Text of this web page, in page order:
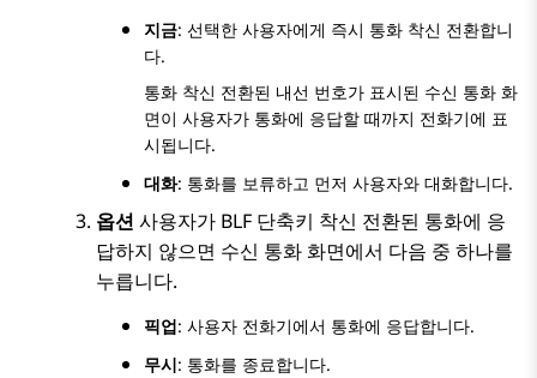
지금: 선택한 사용자에게 즉시 통화 착신 전환합니
다.
통화 착신 전환된 내선 번호가 표시된 수신 통화 화
면이 사용자가 통화에 응답할 때까지 전화기에 표
시됩니다.
대화: 통화를 보류하고 먼저 사용자와 대화합니다.
옵션 사용자가 BLF 단축키 착신 전환된 통화에 응
답하지 않으면 수신 통화 화면에서 다음 중 하나를
누릅니다.
픽업: 사용자 전화기에서 통화에 응답합니다.
무시: 통화를 종료합니다.